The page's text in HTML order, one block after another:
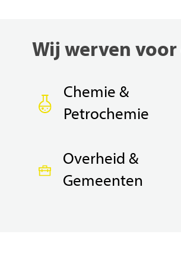
Wij werven voor
Chemie &
Petrochemie
Overheid &
Gemeenten